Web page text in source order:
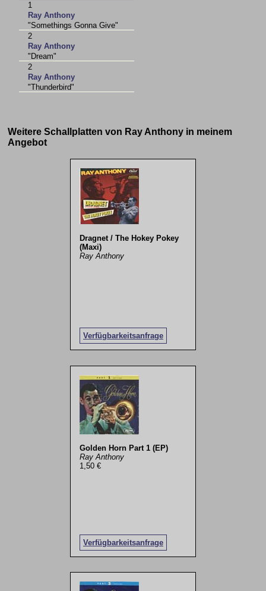
1
Ray Anthony
"Somethings Gonna Give"
2
Ray Anthony
"Dream"
2
Ray Anthony
"Thunderbird"
Weitere Schallplatten von Ray Anthony in meinem
Angebot
Dragnet / The Hokey Pokey
(Maxi)
Ray Anthony
Verfügbarkeitsanfrage
Golden Horn Part 1 (EP)
Ray Anthony
1,50 €
Verfügbarkeitsanfrage